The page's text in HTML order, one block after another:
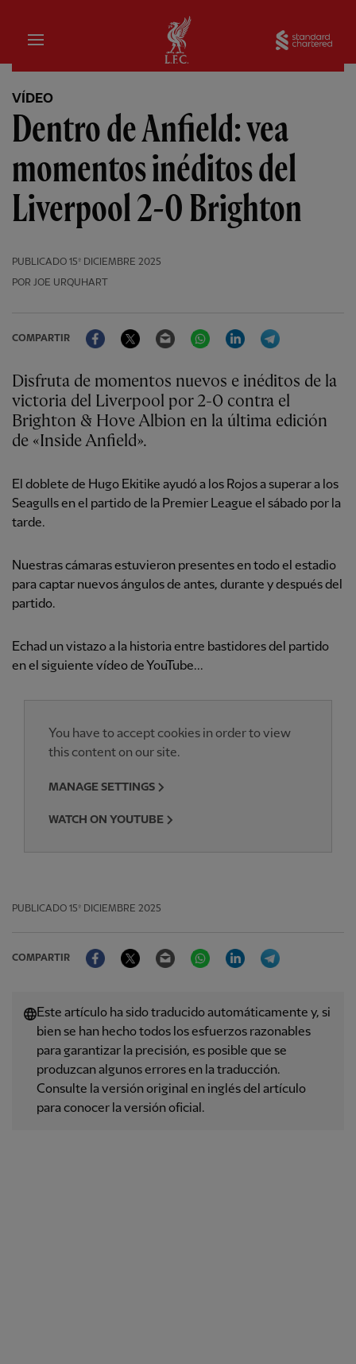
Hogar
VÍDEO
Dentro de Anfield: vea
momentos inéditos del
Liverpool 2-0 Brighton
PUBLICADO 15º DICIEMBRE 2025
POR JOE URQUHART
COMPARTIR
FacebookTwitter Email WhatsAppLinkedIn
Disfruta de momentos nuevos e inéditos de la
victoria del Liverpool por 2-0 contra el
Brighton & Hove Albion en la última edición
de «Inside Anfield».
El doblete de Hugo Ekitike ayudó a los Rojos a superar a los
Seagulls en el partido de la Premier League el sábado por la
tarde.
Nuestras cámaras estuvieron presentes en todo el estadio
para captar nuevos ángulos de antes, durante y después del
partido.
Echad un vistazo a la historia entre bastidores del partido
en el siguiente vídeo de YouTube...
You have to accept cookies in order to view
this content on our site.
MANAGE SETTINGS
WATCH ON YOUTUBE
PUBLICADO 15º DICIEMBRE 2025
COMPARTIR
FacebookTwitter Email WhatsAppLinkedIn
Este artículo ha sido traducido automáticamente y, si
bien se han hecho todos los esfuerzos razonables
para garantizar la precisión, es posible que se
produzcan algunos errores en la traducción.
Consulte la versión original en inglés del artículo
para conocer la versión oficial.